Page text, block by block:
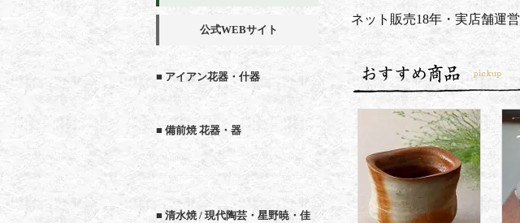
ネット販売18年・実店舗運営
公式WEBサイト
■ アイアン花器・什器
■ 備前焼 花器・器
■ 清水焼 / 現代陶芸・星野暁・佳